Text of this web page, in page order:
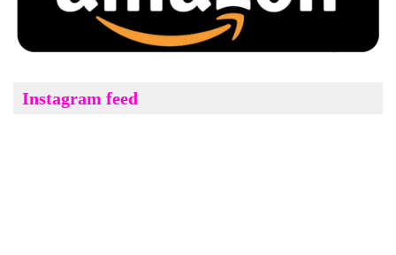
Instagram feed